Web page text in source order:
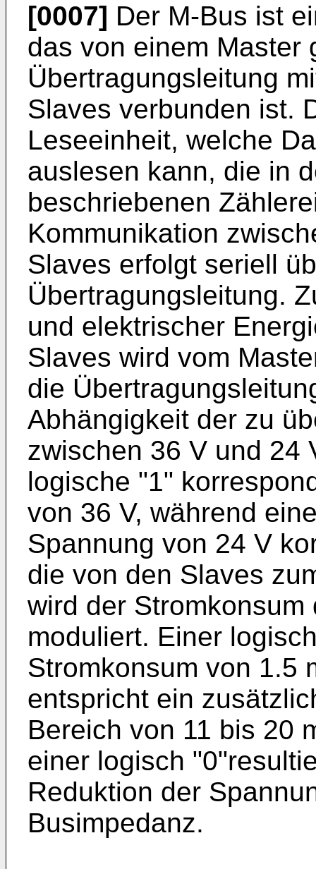
[0007] Der M-Bus ist
das von einem Master
Übertragungsleitung
Slaves verbunden ist.
Leseeinheit, welche
auslesen kann, die in
beschriebenen
Kommunikation
Slaves erfolgt seriell
Übertragungsleitung.
und elektrischer
Slaves wird vom
die
Abhängigkeit der zu
zwischen 36 V und 24
logische "1"
von 36 V, während
Spannung von 24 V
die von den Slaves
wird der
moduliert. Einer
Stromkonsum von 1.5
entspricht ein
Bereich von 11 bis 20
einer logisch
Reduktion der
Busimpedanz.